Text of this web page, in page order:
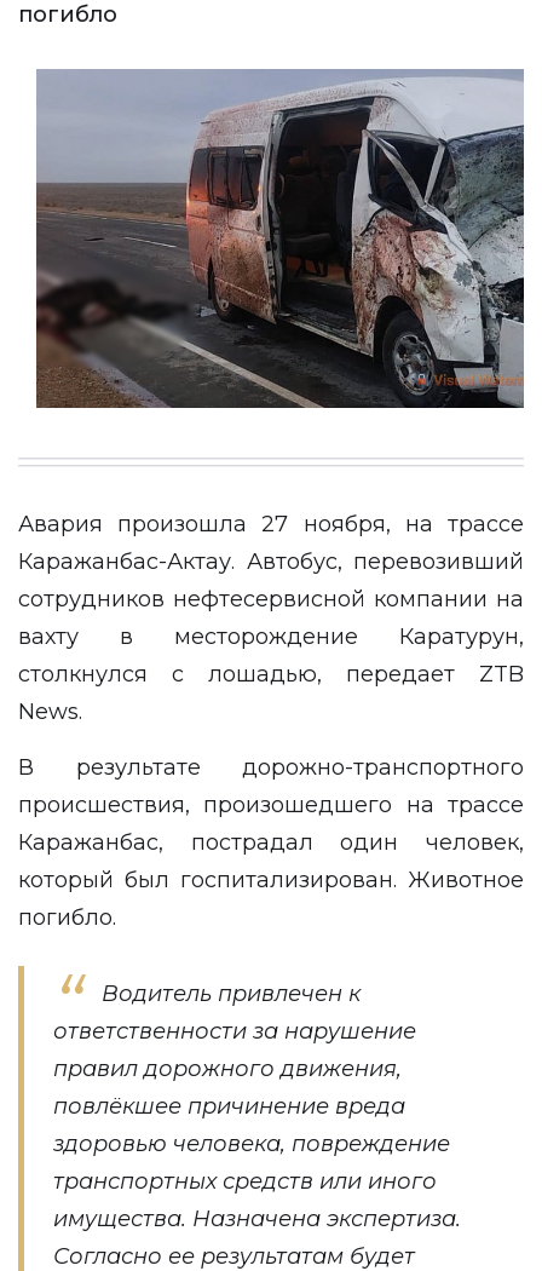
погибло
Авария произошла 27 ноября, на трассе
Каражанбас-Актау. Автобус, перевозивший
сотрудников нефтесервисной компании на
вахту в месторождение Каратурун,
столкнулся с лошадью, передает ZTB
News.
В результате дорожно-транспортного
происшествия, произошедшего на трассе
Каражанбас, пострадал один человек,
который был госпитализирован. Животное
погибло.
Водитель привлечен к
ответственности за нарушение
правил дорожного движения,
повлёкшее причинение вреда
здоровью человека, повреждение
транспортных средств или иного
имущества. Назначена экспертиза.
Согласно ее результатам будет